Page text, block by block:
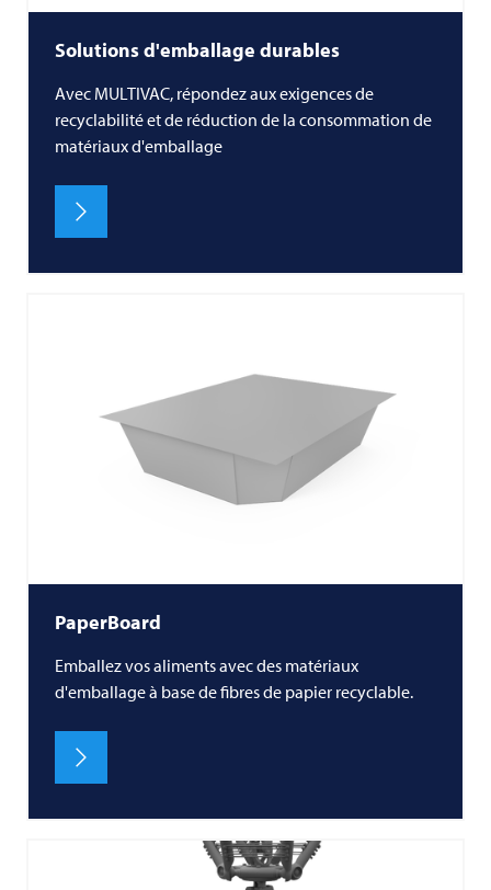
Solutions d'emballage durables
Avec MULTIVAC, répondez aux exigences de
recyclabilité et de réduction de la consommation de
matériaux d'emballage
PaperBoard
Emballez vos aliments avec des matériaux
d'emballage à base de fibres de papier recyclable.